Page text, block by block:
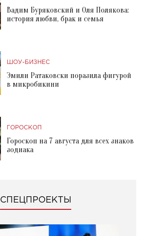
Вадим Буряковский и Оля Полякова:
история любви, брак и семья
ШОУ-БИЗНЕС
Эмили Ратаковски поразила фигурой
в микробикини
ГОРОСКОП
Гороскоп на 7 августа для всех знаков
зодиака
СПЕЦПРОЕКТЫ